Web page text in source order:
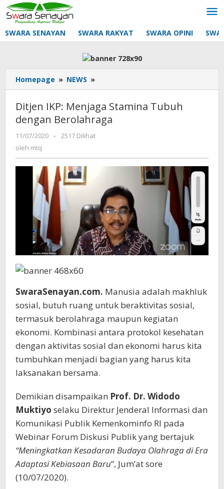
Lewati
ke
konten
SWARA SENAYAN SWARA RAKYAT SWARA OPINI
Homepage » NEWS »
IKP:
Stamina
Tubuh
Ditjen IKP: Menjaga Stamina Tubuh
dengan Berolahraga
11/07/2020
oleh
-
2517 Dilihat
oleh mtq
SwaraSenayan.com. Manusia adalah makhluk
sosial, butuh ruang untuk beraktivitas sosial,
termasuk berolahraga maupun kegiatan
ekonomi. Kombinasi antara protokol kesehatan
dengan aktivitas sosial dan ekonomi harus kita
tumbuhkan menjadi bagian yang harus kita
laksanakan bersama.
Demikian disampaikan Prof. Dr. Widodo
Muktiyo selaku Direktur Jenderal Informasi dan
Komunikasi Publik Kemenkominfo RI pada
Webinar Forum Diskusi Publik yang bertajuk
“Meningkatkan Kesadaran Budaya Olahraga di Era
Adaptasi Kebiasaan Baru”, Jum’at sore
(10/07/2020).